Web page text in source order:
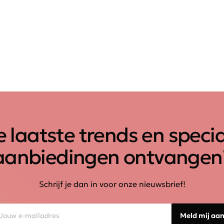
laatste trends en
Schrijf je dan in voor onze nieuwsbrief!
Meld mij aan